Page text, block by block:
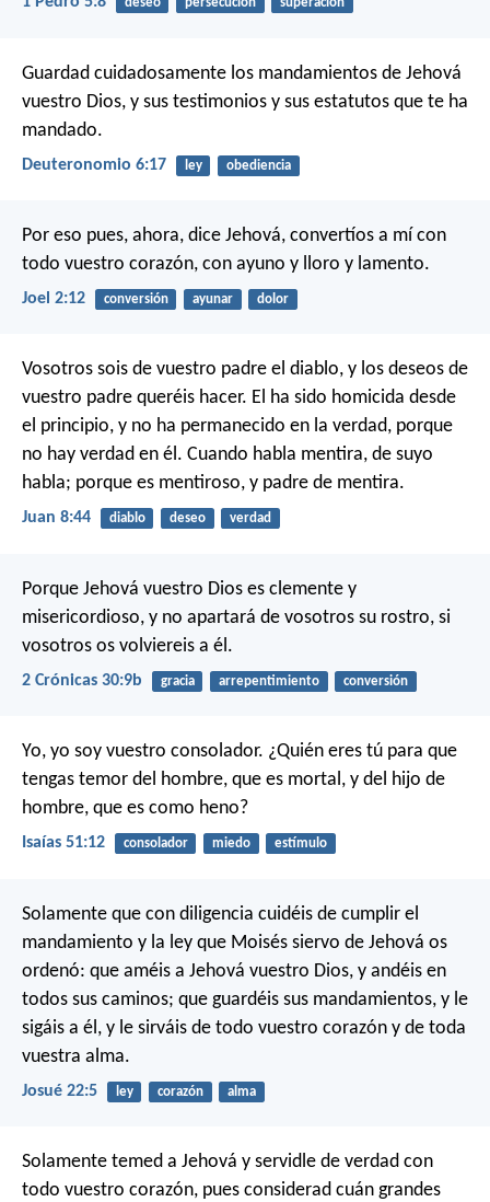
deseo persecución superación
Guardad cuidadosamente los mandamientos de Jehová
vuestro Dios, y sus testimonios y sus estatutos que te ha
mandado.
Deuteronomio 6:17 ley obediencia
Por eso pues, ahora, dice Jehová, convertíos a mí con
todo vuestro corazón, con ayuno y lloro y lamento.
Joel 2:12 conversión ayunar dolor
Vosotros sois de vuestro padre el diablo, y los deseos de
vuestro padre queréis hacer. El ha sido homicida desde
el principio, y no ha permanecido en la verdad, porque
no hay verdad en él. Cuando habla mentira, de suyo
habla; porque es mentiroso, y padre de mentira.
Juan 8:44 diablo deseo verdad
Porque Jehová vuestro Dios es clemente y
misericordioso, y no apartará de vosotros su rostro, si
vosotros os volviereis a él.
2 Crónicas 30:9b gracia arrepentimiento conversión
Yo, yo soy vuestro consolador. ¿Quién eres tú para que
tengas temor del hombre, que es mortal, y del hijo de
hombre, que es como heno?
Isaías 51:12 consolador miedo estímulo
Solamente que con diligencia cuidéis de cumplir el
mandamiento y la ley que Moisés siervo de Jehová os
ordenó: que améis a Jehová vuestro Dios, y andéis en
todos sus caminos; que guardéis sus mandamientos, y le
sigáis a él, y le sirváis de todo vuestro corazón y de toda
vuestra alma.
Josué 22:5 ley corazón alma
Solamente temed a Jehová y servidle de verdad con
todo vuestro corazón, pues considerad cuán grandes